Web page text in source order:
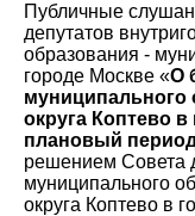
Публичные
депутатов
образования -
городе Москве «О
муниципального
округа Коптево в
плановый
решением Совета
муниципального
округа Коптево в